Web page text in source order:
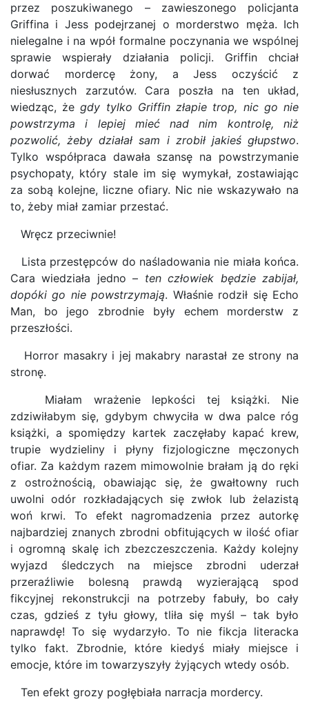
przez poszukiwanego – zawieszonego policjanta
Griffina i Jess podejrzanej o morderstwo męża. Ich
nielegalne i na wpół formalne poczynania we wspólnej
sprawie wspierały działania policji. Griffin chciał
dorwać mordercę żony, a Jess oczyścić z
niesłusznych zarzutów. Cara poszła na ten układ,
wiedząc, żegdy tylko Griffin złapie trop, nic go nie
powstrzyma i lepiej mieć nad nim kontrolę, niż
pozwolić, żeby działał sam i zrobił jakieś głupstwo.
Tylko współpraca dawała szansę na powstrzymanie
psychopaty, który stale im się wymykał, zostawiając
za sobą kolejne, liczne ofiary. Nic nie wskazywało na
to, żeby miał zamiar przestać.
Wręcz przeciwnie!
Lista przestępców do naśladowania nie miała końca.
Cara wiedziała jedno – ten człowiek będzie zabijał,
dopóki go nie powstrzymają. Właśnie rodził się Echo
Man, bo jego zbrodnie były echem morderstw z
przeszłości.
Horror masakry i jej makabry narastał ze strony na
stronę.
Miałam wrażenie lepkości tej książki. Nie
zdziwiłabym się, gdybym chwyciła w dwa palce róg
książki, a spomiędzy kartek zaczęłaby kapać krew,
trupie wydzieliny i płyny fizjologiczne męczonych
ofiar. Za każdym razem mimowolnie brałam ją do ręki
z ostrożnością, obawiając się, że gwałtowny ruch
uwolni odór rozkładających się zwłok lub żelazistą
woń krwi. To efekt nagromadzenia przez autorkę
najbardziej znanych zbrodni obfitujących w ilość ofiar
i ogromną skalę ich zbezczeszczenia. Każdy kolejny
wyjazd śledczych na miejsce zbrodni uderzał
przeraźliwie bolesną prawdą wyzierającą spod
fikcyjnej rekonstrukcji na potrzeby fabuły, bo cały
czas, gdzieś z tyłu głowy, tliła się myśl – tak było
naprawdę! To się wydarzyło. To nie fikcja literacka
tylko fakt. Zbrodnie, które kiedyś miały miejsce i
emocje, które im towarzyszyły żyjących wtedy osób.
Ten efekt grozy pogłębiała narracja mordercy.